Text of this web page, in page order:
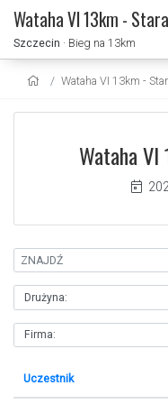
Wataha VI 13km -
Szczecin · Bieg na 13km
Wataha VI 13km -
Wataha
Uczestnik